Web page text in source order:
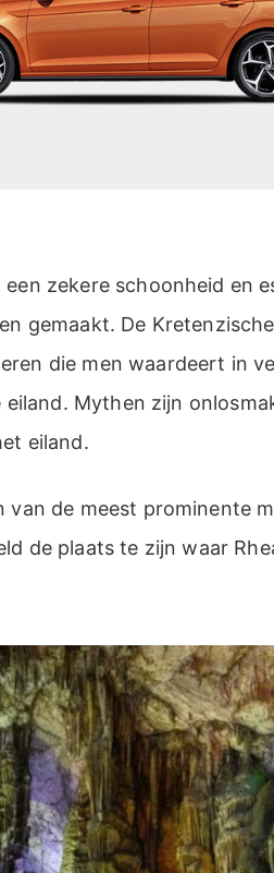
zekere schoonheid en
gemaakt. De
die men waardeert in
Mythen zijn
eiland.
van de meest prominente
de plaats te zijn waar